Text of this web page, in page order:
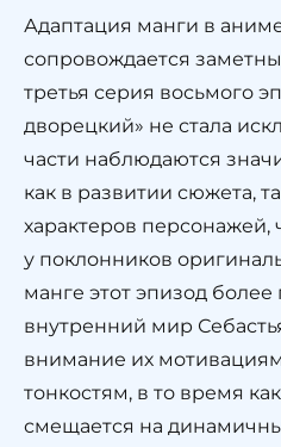
Адаптация манги в
сопровождается
третья серия восьмого
дворецкий» не стала
части наблюдаются
как в развитии сюжета,
характеров персонажей,
у поклонников
манге этот эпизод
внутренний мир
внимание их
тонкостям, в то время
смещается на